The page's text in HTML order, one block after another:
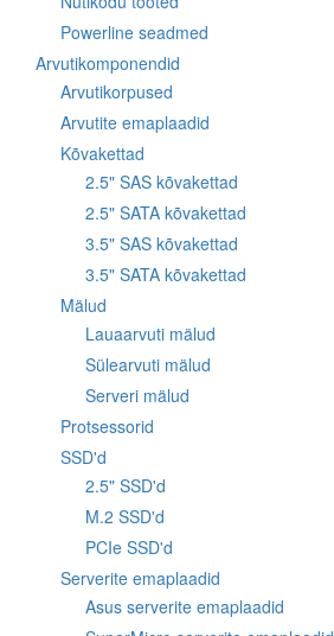
Powerline seadmed
Arvutikomponendid
Arvutikorpused
Arvutite emaplaadid
Kõvakettad
2.5" SAS kõvakettad
2.5" SATA kõvakettad
3.5" SAS kõvakettad
3.5" SATA kõvakettad
Mälud
Lauaarvuti mälud
Sülearvuti mälud
Serveri mälud
Protsessorid
SSD'd
2.5" SSD'd
M.2 SSD'd
PCIe SSD'd
Serverite emaplaadid
Asus serverite emaplaadid